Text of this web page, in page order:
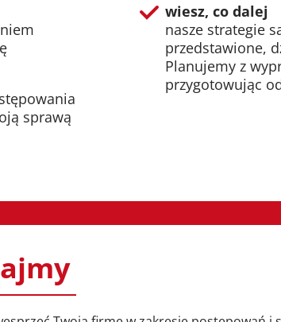
sprawą
wiesz, co dalej
nasze strategie
przedstawione,
Planujemy z
przygotowując